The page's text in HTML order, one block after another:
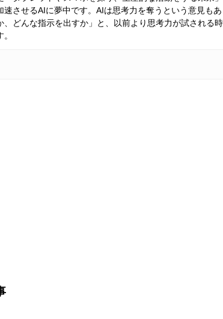
速させるAIに夢中です。AIは思考力を奪うという意見も
、どんな指示を出すか」と、以前より思考力が試される